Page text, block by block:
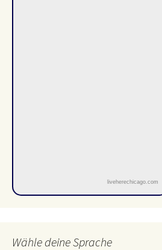
liveherechicago.com
Wähle deine Sprache